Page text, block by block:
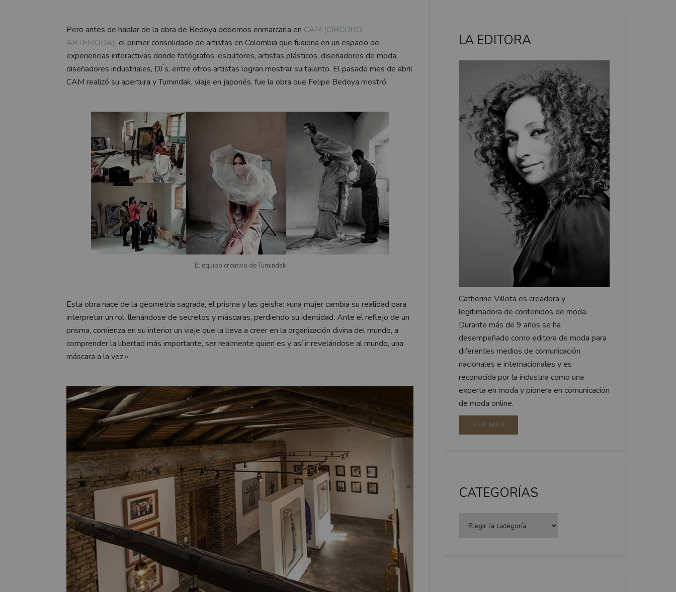
Pero antes de hablar de la obra de Bedoya debemos enmarcarla en CAM (CIRCUITO
ARTEMODA), el primer consolidado de artistas en Colombia que fusiona en un espacio de
experiencias interactivas donde fotógrafos, escultores, artistas plásticos, diseñadores de moda,
diseñadores industriales, DJ ́s, entre otros artistas logran mostrar su talento. El pasado mes de abril
CAM realizó su apertura y Tumindak, viaje en japonés, fue la obra que Felipe Bedoya mostró.
El equipo creativo de Tumindak
Esta obra nace de la geometría sagrada, el prisma y las geisha: «una mujer cambia su realidad para
interpretar un rol, llenándose de secretos y máscaras, perdiendo su identidad. Ante el reflejo de un
prisma, comienza en su interior un viaje que la lleva a creer en la organización divina del mundo, a
comprender la libertad más importante, ser realmente quien es y así ir revelándose al mundo, una
máscara a la vez.»
LA EDITORA
Catherine Villota es creadora y
legitimadora de contenidos de moda.
Durante más de 9 años se ha
desempeñado como editora de moda para
diferentes medios de comunicación
nacionales e internacionales y es
reconocida por la industria como una
experta en moda y pionera en comunicación
de moda online.
VER MÁS
CATEGORÍAS